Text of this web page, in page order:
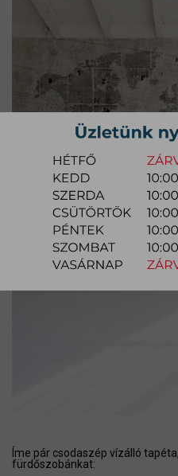
Íme pár csodaszép vízálló
fürdőszobánkat: